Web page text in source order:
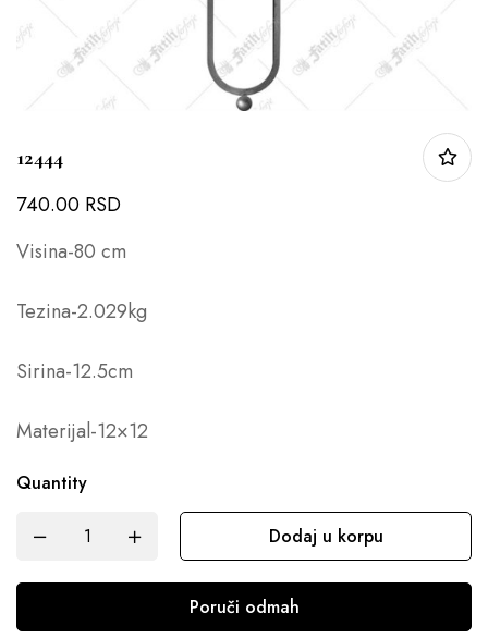
12444
740.00 RSD
Visina-80 cm
Tezina-2.029kg
Sirina-12.5cm
Materijal-12×12
Quantity
Dodaj u korpu
Poruči odmah